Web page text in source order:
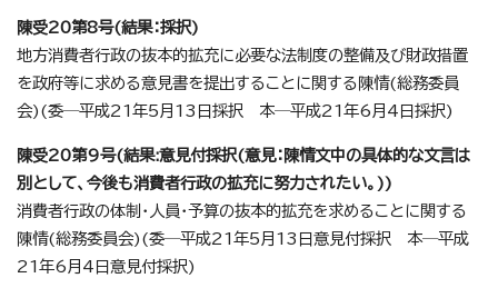
陳受20第8号(結果：採択)
地方消費者行政の抜本的拡充に必要な法制度の整備及び財政措置
を政府等に求める意見書を提出することに関する陳情(総務委員
会)(委─平成21年5月13日採択 本─平成21年6月4日採択)
陳受20第9号(結果:意見付採択(意見：陳情文中の具体的な文言は
別として、今後も消費者行政の拡充に努力されたい。))
消費者行政の体制・人員・予算の抜本的拡充を求めることに関する
陳情(総務委員会)(委─平成21年5月13日意見付採択 本─平成
21年6月4日意見付採択)